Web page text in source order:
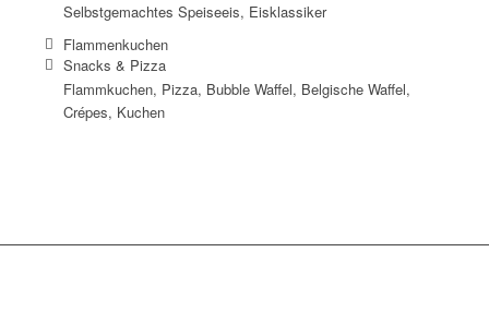
Selbstgemachtes Speiseeis, Eisklassiker
Flammenkuchen
Snacks & Pizza
Flammkuchen, Pizza, Bubble Waffel, Belgische Waffel,
Crépes, Kuchen